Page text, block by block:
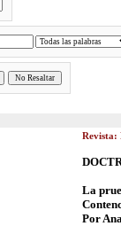
Revista:
La
Por